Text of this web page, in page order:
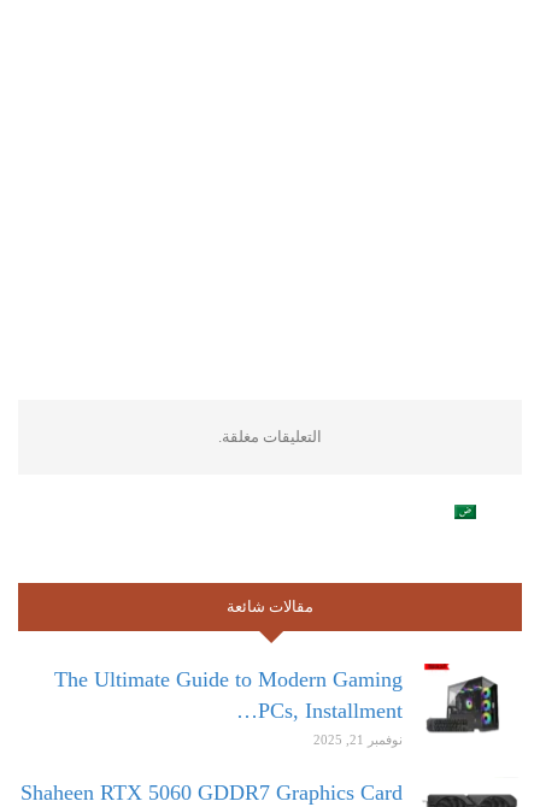
التعليقات مغلقة.
مقالات شائعة
The Ultimate Guide to Modern Gaming
PCs, Installment…
نوفمبر 21, 2025
Shaheen RTX 5060 GDDR7 Graphics Card